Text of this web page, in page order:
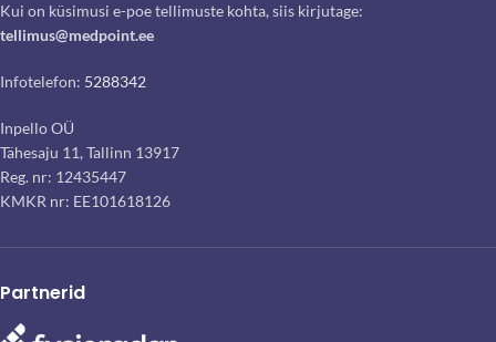
Kui on küsimusi e-poe tellimuste kohta, siis kirjutage:
tellimus@medpoint.ee
Infotelefon: 5288342
Inpello OÜ
Tähesaju 11, Tallinn 13917
Reg. nr: 12435447
KMKR nr: EE101618126
Partnerid